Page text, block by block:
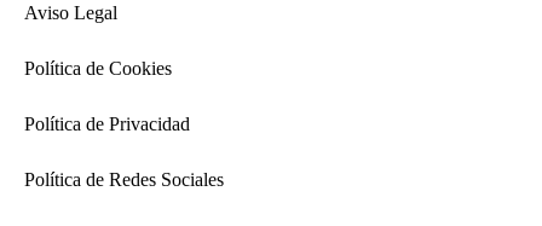
Aviso Legal
Política de Cookies
Política de Privacidad
Política de Redes Sociales